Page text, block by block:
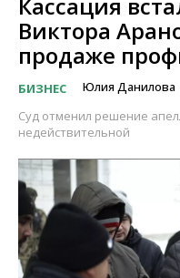
Виктора
продаже
БИЗНЕС Юлия Данилова
Суд отменил решение
недействительной